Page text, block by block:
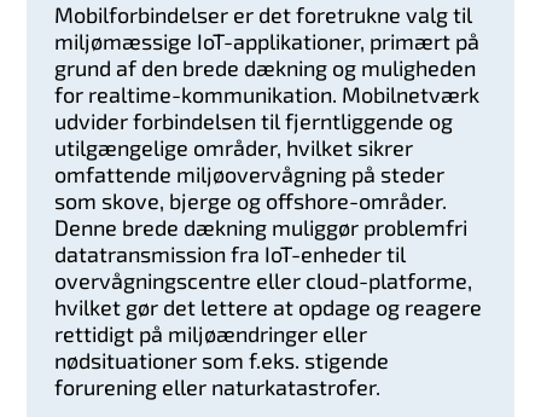
Mobilforbindelser er det foretrukne valg til
miljømæssige IoT-applikationer, primært på
grund af den brede dækning og muligheden
for realtime-kommunikation. Mobilnetværk
udvider forbindelsen til fjerntliggende og
utilgængelige områder, hvilket sikrer
omfattende miljøovervågning på steder
som skove, bjerge og offshore-områder.
Denne brede dækning muliggør problemfri
datatransmission fra IoT-enheder til
overvågningscentre eller cloud-platforme,
hvilket gør det lettere at opdage og reagere
rettidigt på miljøændringer eller
nødsituationer som f.eks. stigende
forurening eller naturkatastrofer.